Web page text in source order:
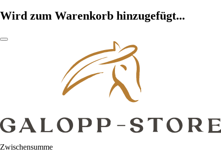
Wird zum Warenkorb hinzugefügt...
Zwischensumme